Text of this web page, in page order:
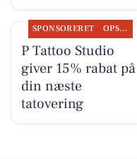
SPONSORERET OPSLAGSTAVLEN
P Tattoo Studio
giver 15% rabat på
din næste
tatovering